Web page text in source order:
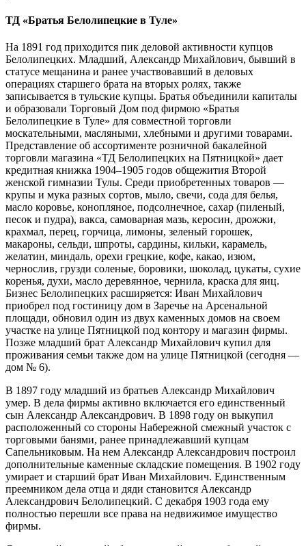
ТД «Братья Белолипецкие в Туле»
На 1891 год приходится пик деловой активности купцов
Белолипецких. Младший, Александр Михайлович, бывший в
статусе мещанина и ранее участвовавший в деловых
операциях старшего брата на вторых ролях, также
записывается в тульские купцы. Братья объединили капиталы
и образовали Торговый Дом под фирмою «Братья
Белолипецкие в Туле» для совместной торговли
москательными, масляными, хлебными и другими товарами.
Представление об ассортименте розничной бакалейной
торговли магазина «ТД Белолипецких на Пятницкой» дает
кредитная книжка 1904–1905 годов общежития Второй
женской гимназии Тулы. Среди приобретенных товаров —
крупы и мука разных сортов, мыло, свечи, сода для белья,
масло коровье, конопляное, подсолнечное, сахар (пиленый,
песок и пудра), вакса, самоварная мазь, керосин, дрожжи,
крахмал, перец, горчица, лимоны, зеленый горошек,
макароны, сельди, шпроты, сардины, кильки, карамель,
желатин, миндаль, орехи грецкие, кофе, какао, изюм,
чернослив, грузди соленые, боровики, шоколад, цукаты, сухие
коренья, духи, масло деревянное, чернила, краска для яиц.
Бизнес Белолипецких расширяется: Иван Михайлович
приобрел под гостиницу дом в Заречье на Арсенальной
площади, обновил один из двух каменных домов на своем
участке на улице Пятницкой под контору и магазин фирмы.
Позже младший брат Александр Михайлович купил для
проживания семьи также дом на улице Пятницкой (сегодня —
дом № 6).
В 1897 году младший из братьев Александр Михайлович
умер. В дела фирмы активно включается его единственный
сын Александр Александрович. В 1898 году он выкупил
расположенный со стороны Набережной смежный участок с
торговыми банями, ранее принадлежавший купцам
Сапельниковым. На нем Александр Александрович построил
дополнительные каменные складские помещения. В 1902 году
умирает и старший брат Иван Михайлович. Единственным
преемником дела отца и дяди становится Александр
Александрович Белолипецкий. С декабря 1903 года ему
полностью перешли все права на недвижимое имущество
фирмы.